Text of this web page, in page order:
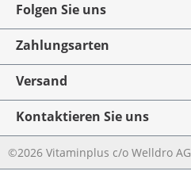
Folgen Sie uns
Zahlungsarten
Versand
Kontaktieren Sie uns
©2026 Vitaminplus c/o Welldro AG